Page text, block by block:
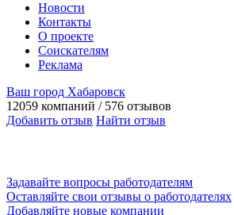
Новости
Контакты
О проекте
Соискателям
Реклама
Ваш город Хабаровск
12059 компаний / 576 отзывов
Добавить отзыв Найти отзыв
Задавайте вопросы работодателям
Оставляйте свои отзывы о работодателях
Добавляйте новые компании